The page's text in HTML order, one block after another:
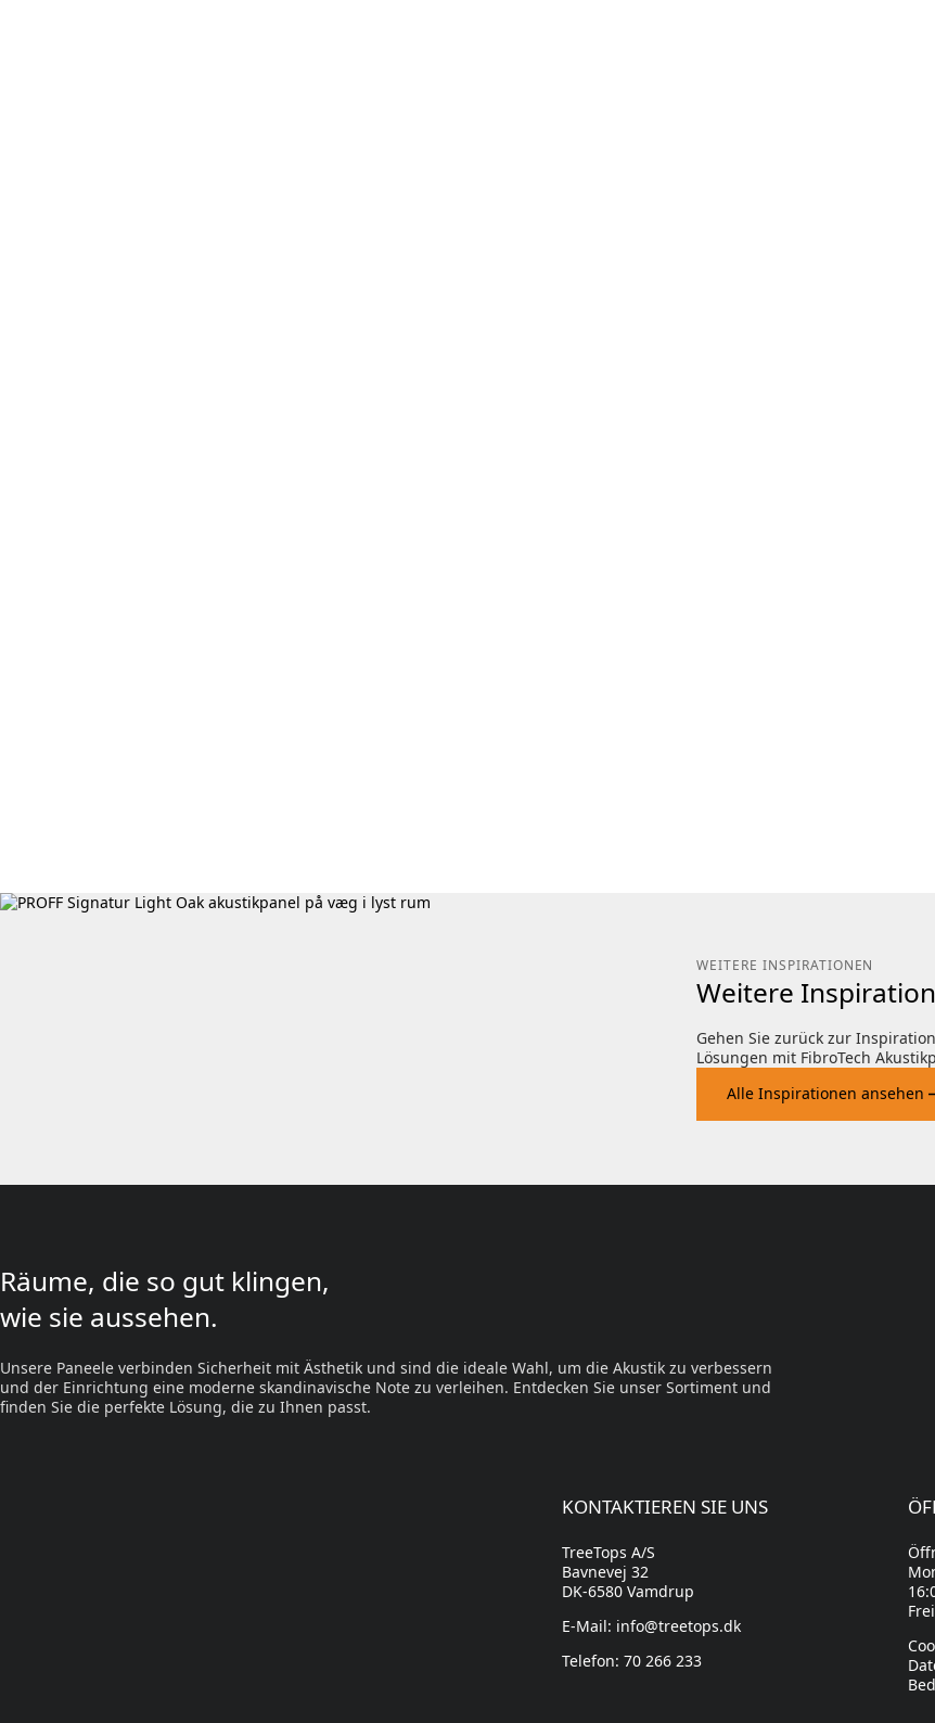
WEITERE INSPIRATIONEN
Weitere
Gehen Sie zurück zur
Lösungen mit FibroTech
Alle Inspirationen ansehen
Räume, die so gut klingen,
wie sie aussehen.
Unsere Paneele verbinden Sicherheit mit Ästhetik und sind die ideale Wahl, um die Akustik zu verbessern
und der Einrichtung eine moderne skandinavische Note zu verleihen. Entdecken Sie unser Sortiment und
finden Sie die perfekte Lösung, die zu Ihnen passt.
KONTAKTIEREN SIE UNS
TreeTops A/S
Bavnevej 32
DK-6580 Vamdrup
E-Mail: info@treetops.dk
Telefon: 70 266 233